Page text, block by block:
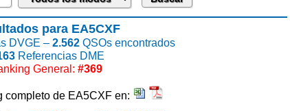
para EA5CXF
DVGE – 2.562QSOs encontrados
Referencias DME
General: #369
completo de EA5CXF en: